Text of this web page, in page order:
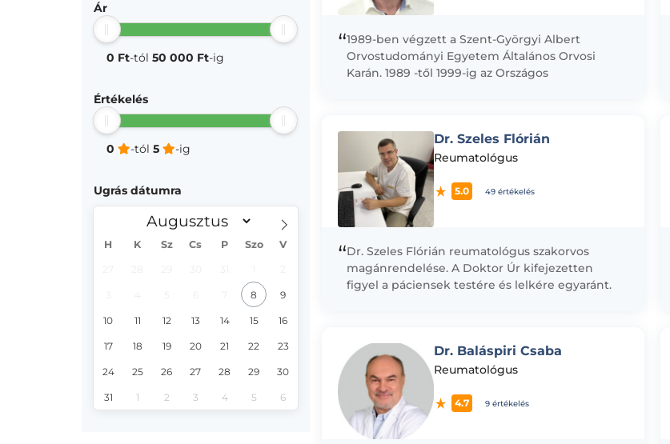
Ár
0 Ft-tól 50 000 Ft-ig
Értékelés
0 -tól 5 -ig
Ugrás dátumra
H K Sz Cs P Szo V
8 9
10 11 12 13 14 15 16
17 18 19 20 21 22 23
24 25 26 27 28 29 30
31 1 2 3 4 5 6
“1989-ben végzett a Szent-Györgyi Albert
Orvostudományi Egyetem Általános Orvosi
Karán. 1989 -től 1999-ig az Országos
Dr. Szeles Flórián
Reumatológus
5.0 49 értékelés
“Dr. Szeles Flórián reumatológus szakorvos
magánrendelése. A Doktor Úr kifejezetten
figyel a páciensek testére és lelkére egyaránt.
Dr. Baláspiri Csaba
Reumatológus
4.7 9 értékelés